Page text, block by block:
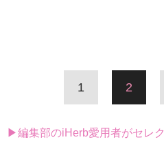
1 2
▶編集部のiHerb愛用者がセレ